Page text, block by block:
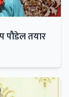
पौडेल तयार